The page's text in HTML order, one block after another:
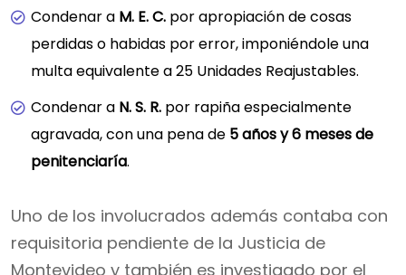
Condenar a M. E. C. por apropiación de cosas
perdidas o habidas por error, imponiéndole una
multa equivalente a 25 Unidades Reajustables.
Condenar a N. S. R. por rapiña especialmente
agravada, con una pena de 5 años y 6 meses de
penitenciaría.
Uno de los involucrados además contaba con
requisitoria pendiente de la Justicia de
Montevideo y también es investigado por el